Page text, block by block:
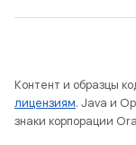
Контент и образцы
лицензиям. Java и
знаки корпорации